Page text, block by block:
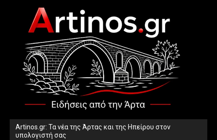
Artinos.gr: Τα νέα της Άρτας και της Ηπείρου στον
υπολογιστή σας